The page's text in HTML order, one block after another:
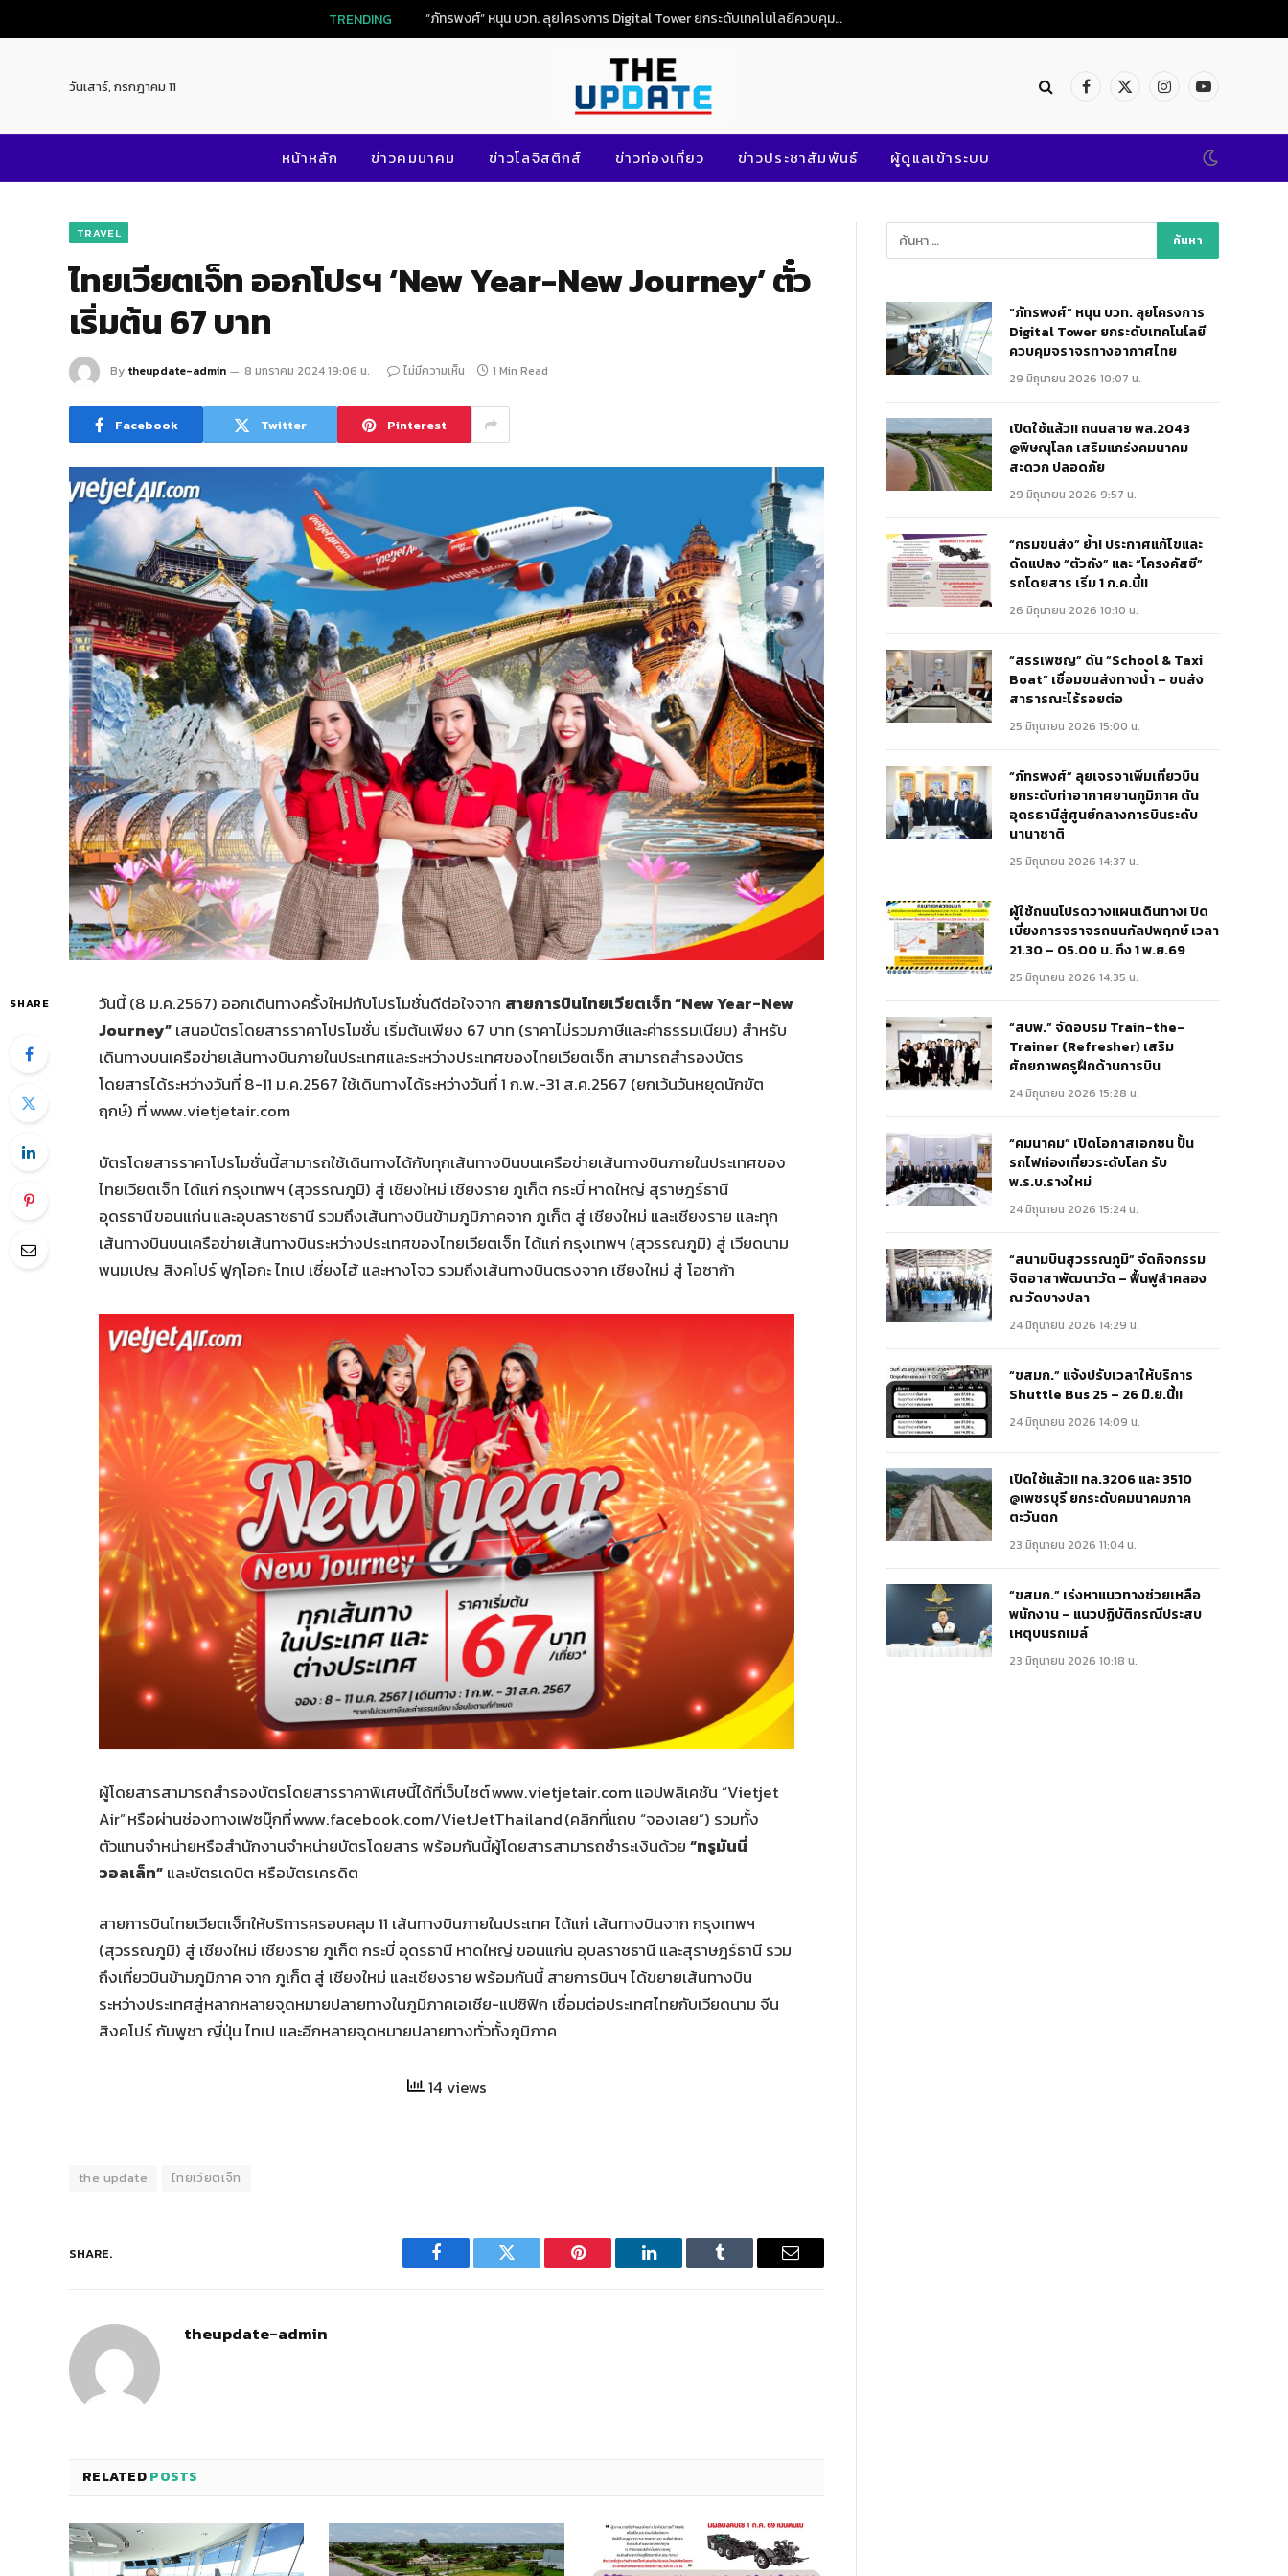
TRENDING “ภัทรพงศ์” หนุน บวท. ลุยโครงการ Digital Tower ยกระดับเทคโนโลยีควบคุมจราจรทางอากาศไทย
วันเสาร์, กรกฎาคม 11 Facebook
X
InstagramYouTube
หน้าหลัก ข่าวคมนาคม ข่าวโลจิสติกส์ ข่าวท่องเที่ยว ข่าวประชาสัมพันธ์ ผู้ดูแลเข้าระบบ
TRAVEL
ไทยเวียตเจ็ท ออกโปรฯ ‘New Year-New Journey’ ตั๋ว
เริ่มต้น 67 บาท
By theupdate-admin 8 มกราคม 2024 19:06 น. ไม่มีความเห็น 1 Min Read
Facebook Twitter Pinterest
SHARE วันนี้ (8 ม.ค.2567) ออกเดินทางครั้งใหม่กับโปรโมชั่นดีต่อใจจาก สายการบินไทยเวียตเจ็ท “New Year-New
Journey” เสนอบัตรโดยสารราคาโปรโมชั่น เริ่มต้นเพียง 67 บาท (ราคาไม่รวมภาษีและค่าธรรมเนียม) สำหรับ
เดินทางบนเครือข่ายเส้นทางบินภายในประเทศและระหว่างประเทศของไทยเวียตเจ็ท สามารถสำรองบัตร
โดยสารได้ระหว่างวันที่ 8-11 ม.ค.2567 ใช้เดินทางได้ระหว่างวันที่ 1 ก.พ.-31 ส.ค.2567 (ยกเว้นวันหยุดนักขัต
ฤกษ์) ที่ www.vietjetair.com
บัตรโดยสารราคาโปรโมชั่นนี้สามารถใช้เดินทางได้กับทุกเส้นทางบินบนเครือข่ายเส้นทางบินภายในประเทศของ
ไทยเวียตเจ็ท ได้แก่ กรุงเทพฯ (สุวรรณภูมิ) สู่ เชียงใหม่ เชียงราย ภูเก็ต กระบี่ หาดใหญ่ สุราษฎร์ธานี
อุดรธานี ขอนแก่น และอุบลราชธานี รวมถึงเส้นทางบินข้ามภูมิภาคจาก ภูเก็ต สู่ เชียงใหม่ และเชียงราย และทุก
เส้นทางบินบนเครือข่ายเส้นทางบินระหว่างประเทศของไทยเวียตเจ็ท ได้แก่ กรุงเทพฯ (สุวรรณภูมิ) สู่ เวียดนาม
พนมเปญ สิงคโปร์ ฟูกุโอกะ ไทเป เซี่ยงไฮ้ และหางโจว รวมถึงเส้นทางบินตรงจาก เชียงใหม่ สู่ โอซาก้า
ผู้โดยสารสามารถสำรองบัตรโดยสารราคาพิเศษนี้ได้ที่เว็บไซต์ www.vietjetair.com แอปพลิเคชัน “Vietjet
Air” หรือผ่านช่องทางเฟซบุ๊กที่ www.facebook.com/VietJetThailand (คลิกที่แถบ “จองเลย”) รวมทั้ง
ตัวแทนจำหน่ายหรือสำนักงานจำหน่ายบัตรโดยสาร พร้อมกันนี้ผู้โดยสารสามารถชำระเงินด้วย “ทรูมันนี่
วอลเล็ท” และบัตรเดบิต หรือบัตรเครดิต
สายการบินไทยเวียตเจ็ทให้บริการครอบคลุม 11 เส้นทางบินภายในประเทศ ได้แก่ เส้นทางบินจาก กรุงเทพฯ
(สุวรรณภูมิ) สู่ เชียงใหม่ เชียงราย ภูเก็ต กระบี่ อุดรธานี หาดใหญ่ ขอนแก่น อุบลราชธานี และสุราษฎร์ธานี รวม
ถึงเที่ยวบินข้ามภูมิภาค จาก ภูเก็ต สู่ เชียงใหม่ และเชียงราย พร้อมกันนี้ สายการบินฯ ได้ขยายเส้นทางบิน
ระหว่างประเทศสู่หลากหลายจุดหมายปลายทางในภูมิภาคเอเชีย-แปซิฟิก เชื่อมต่อประเทศไทยกับเวียดนาม จีน
สิงคโปร์ กัมพูชา ญี่ปุ่น ไทเป และอีกหลายจุดหมายปลายทางทั่วทั้งภูมิภาค
14 views
the update ไทยเวียตเจ็ท
SHARE.
Facebook Twitter Pinterest LinkedIn Tumblr Email
theupdate-admin
RELATEDPOSTS
“ภัทรพงศ์” หนุน บวท. ลุยโครงการ
Digital Tower ยกระดับเทคโนโลยี
ควบคุมจราจรทางอากาศไทย
29 มิถุนายน 2026 10:07 น.
เปิดใช้แล้ว!! ถนนสาย พล.2043
@พิษณุโลก เสริมแกร่งคมนาคม
สะดวก ปลอดภัย
29 มิถุนายน 2026 9:57 น.
“กรมขนส่ง” ย้ำ! ประกาศแก้ไขและ
ดัดแปลง “ตัวถัง” และ “โครงคัสซี”
รถโดยสาร เริ่ม 1 ก.ค.นี้!!
26 มิถุนายน 2026 10:10 น.
“สรรเพชญ” ดัน “School & Taxi
Boat” เชื่อมขนส่งทางน้ำ – ขนส่ง
สาธารณะไร้รอยต่อ
25 มิถุนายน 2026 15:00 น.
“ภัทรพงศ์” ลุยเจรจาเพิ่มเที่ยวบิน
ยกระดับท่าอากาศยานภูมิภาค ดัน
อุดรธานีสู่ศูนย์กลางการบินระดับ
นานาชาติ
25 มิถุนายน 2026 14:37 น.
ผู้ใช้ถนนโปรดวางแผนเดินทาง! ปิด
เบี่ยงการจราจรถนนกัลปพฤกษ์ เวลา
21.30 – 05.00 น. ถึง 1 พ.ย.69
25 มิถุนายน 2026 14:35 น.
“สบพ.” จัดอบรม Train-the-
Trainer (Refresher) เสริม
ศักยภาพครูฝึกด้านการบิน
24 มิถุนายน 2026 15:28 น.
“คมนาคม” เปิดโอกาสเอกชน ปั้น
รถไฟท่องเที่ยวระดับโลก รับ
พ.ร.บ.รางใหม่
24 มิถุนายน 2026 15:24 น.
“สนามบินสุวรรณภูมิ” จัดกิจกรรม
จิตอาสาพัฒนาวัด – ฟื้นฟูลำคลอง
ณ วัดบางปลา
24 มิถุนายน 2026 14:29 น.
“ขสมก.” แจ้งปรับเวลาให้บริการ
Shuttle Bus 25 – 26 มิ.ย.นี้!!
24 มิถุนายน 2026 14:09 น.
เปิดใช้แล้ว!! ทล.3206 และ 3510
@เพชรบุรี ยกระดับคมนาคมภาค
ตะวันตก
23 มิถุนายน 2026 11:04 น.
“ขสมก.” เร่งหาแนวทางช่วยเหลือ
พนักงาน – แนวปฏิบัติกรณีประสบ
เหตุบนรถเมล์
23 มิถุนายน 2026 10:18 น.